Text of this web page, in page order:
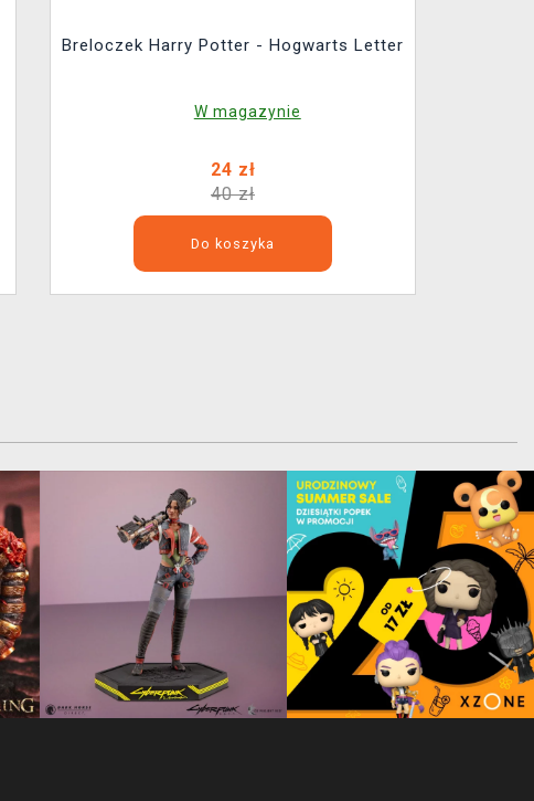
Breloczek Harry Potter - Hogwarts Letter
W magazynie
24 zł
40 zł
Do koszyka